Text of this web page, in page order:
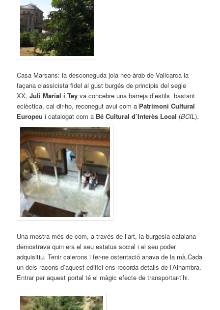
Casa Marsans: la desconeguda joia neo-àrab de Vallcarca la
façana classicista fidel al gust burgés de principis del segle
XX,Juli Marial i Tey va concebre una barreja d’estils bastant
eclèctica, cal dir-ho, reconegut avui com a Patrimoni Cultural
Europeui catalogat com a Bé Cultural d’Interès Local (BCIL).
Una mostra més de com, a través de l’art, la burgesia catalana
demostrava quin era el seu estatus social i el seu poder
adquisitiu. Tenir calerons i fer-ne ostentació anava de la mà.Cada
un dels racons d’aquest edifici ens recorda detalls de l’Alhambra.
Entrar per aquest portal té el màgic efecte de transportar-t’hi.